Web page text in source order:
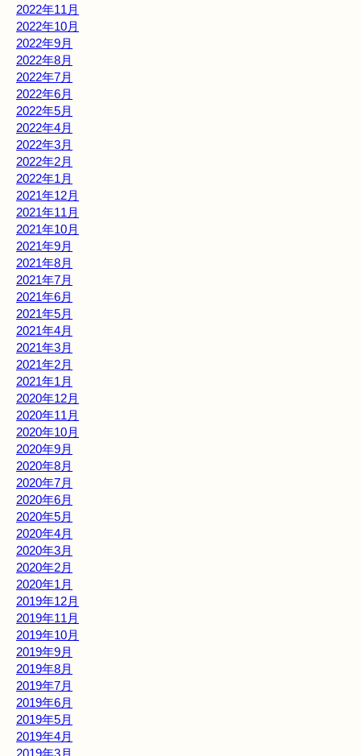
2022年11月
2022年10月
2022年9月
2022年8月
2022年7月
2022年6月
2022年5月
2022年4月
2022年3月
2022年2月
2022年1月
2021年12月
2021年11月
2021年10月
2021年9月
2021年8月
2021年7月
2021年6月
2021年5月
2021年4月
2021年3月
2021年2月
2021年1月
2020年12月
2020年11月
2020年10月
2020年9月
2020年8月
2020年7月
2020年6月
2020年5月
2020年4月
2020年3月
2020年2月
2020年1月
2019年12月
2019年11月
2019年10月
2019年9月
2019年8月
2019年7月
2019年6月
2019年5月
2019年4月
2019年3月